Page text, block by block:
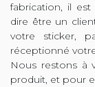
fabrication, il
dire être un
votre sticker,
réceptionné
Nous restons à
produit, et pour